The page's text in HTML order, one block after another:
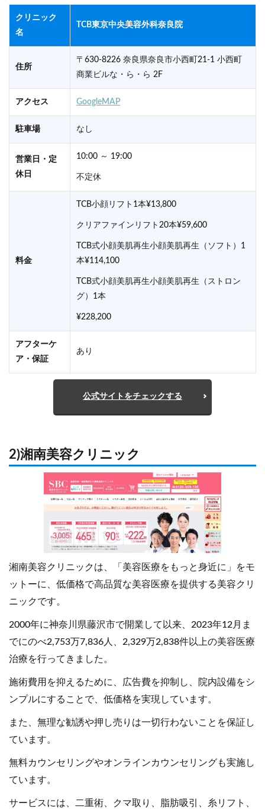
クリニック
名
TCB東京中央美容外科奈良院
住所
〒630-8226 奈良県奈良市小西町21-1 小西町
商業ビルな・ら・ら 2F
アクセス GoogleMAP
駐車場 なし
営業日・定
休日
10:00 ～ 19:00
不定休
料金
TCB小顔リフト1本¥13,800
クリアファインリフト20本¥59,600
TCB式小顔美肌再生小顔美肌再生（ソフト）1
本¥114,100
TCB式小顔美肌再生小顔美肌再生（ストロン
グ）1本
¥228,200
アフターケ
ア・保証
あり
公式サイトをチェックする
2)湘南美容クリニック
湘南美容クリニックは、「美容医療をもっと身近に」をモ
ットーに、低価格で高品質な美容医療を提供する美容クリ
ニックです。
2000年に神奈川県藤沢市で開業して以来、2023年12月ま
でにのべ2,753万7,836人、2,329万2,838件以上の美容医療
治療を行ってきました。
施術費用を抑えるために、広告費を抑制し、院内設備をシ
ンプルにすることで、低価格を実現しています。
また、無理な勧誘や押し売りは一切行わないことを保証し
ています。
無料カウンセリングやオンラインカウンセリングも実施し
ています。
サービスには、二重術、クマ取り、脂肪吸引、糸リフト、